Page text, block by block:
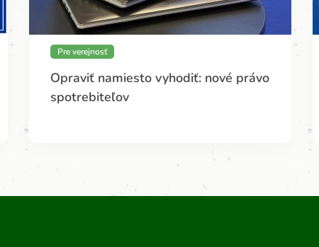
Pre verejnosť
Opraviť namiesto vyhodiť: nové právo
spotrebiteľov